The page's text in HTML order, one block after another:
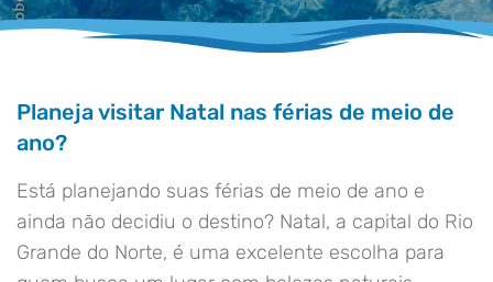
Planeja visitar Natal nas férias de meio de
ano?
Está planejando suas férias de meio de ano e
ainda não decidiu o destino? Natal, a capital do Rio
Grande do Norte, é uma excelente escolha para